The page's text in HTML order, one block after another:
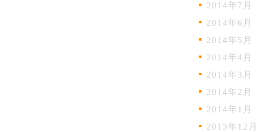
2014年7月
2014年6月
2014年5月
2014年4月
2014年3月
2014年2月
2014年1月
2013年12月